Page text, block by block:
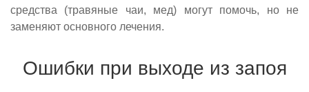
средства (травяные чаи, мед) могут помочь, но не
заменяют основного лечения.
Ошибки при выходе из запоя